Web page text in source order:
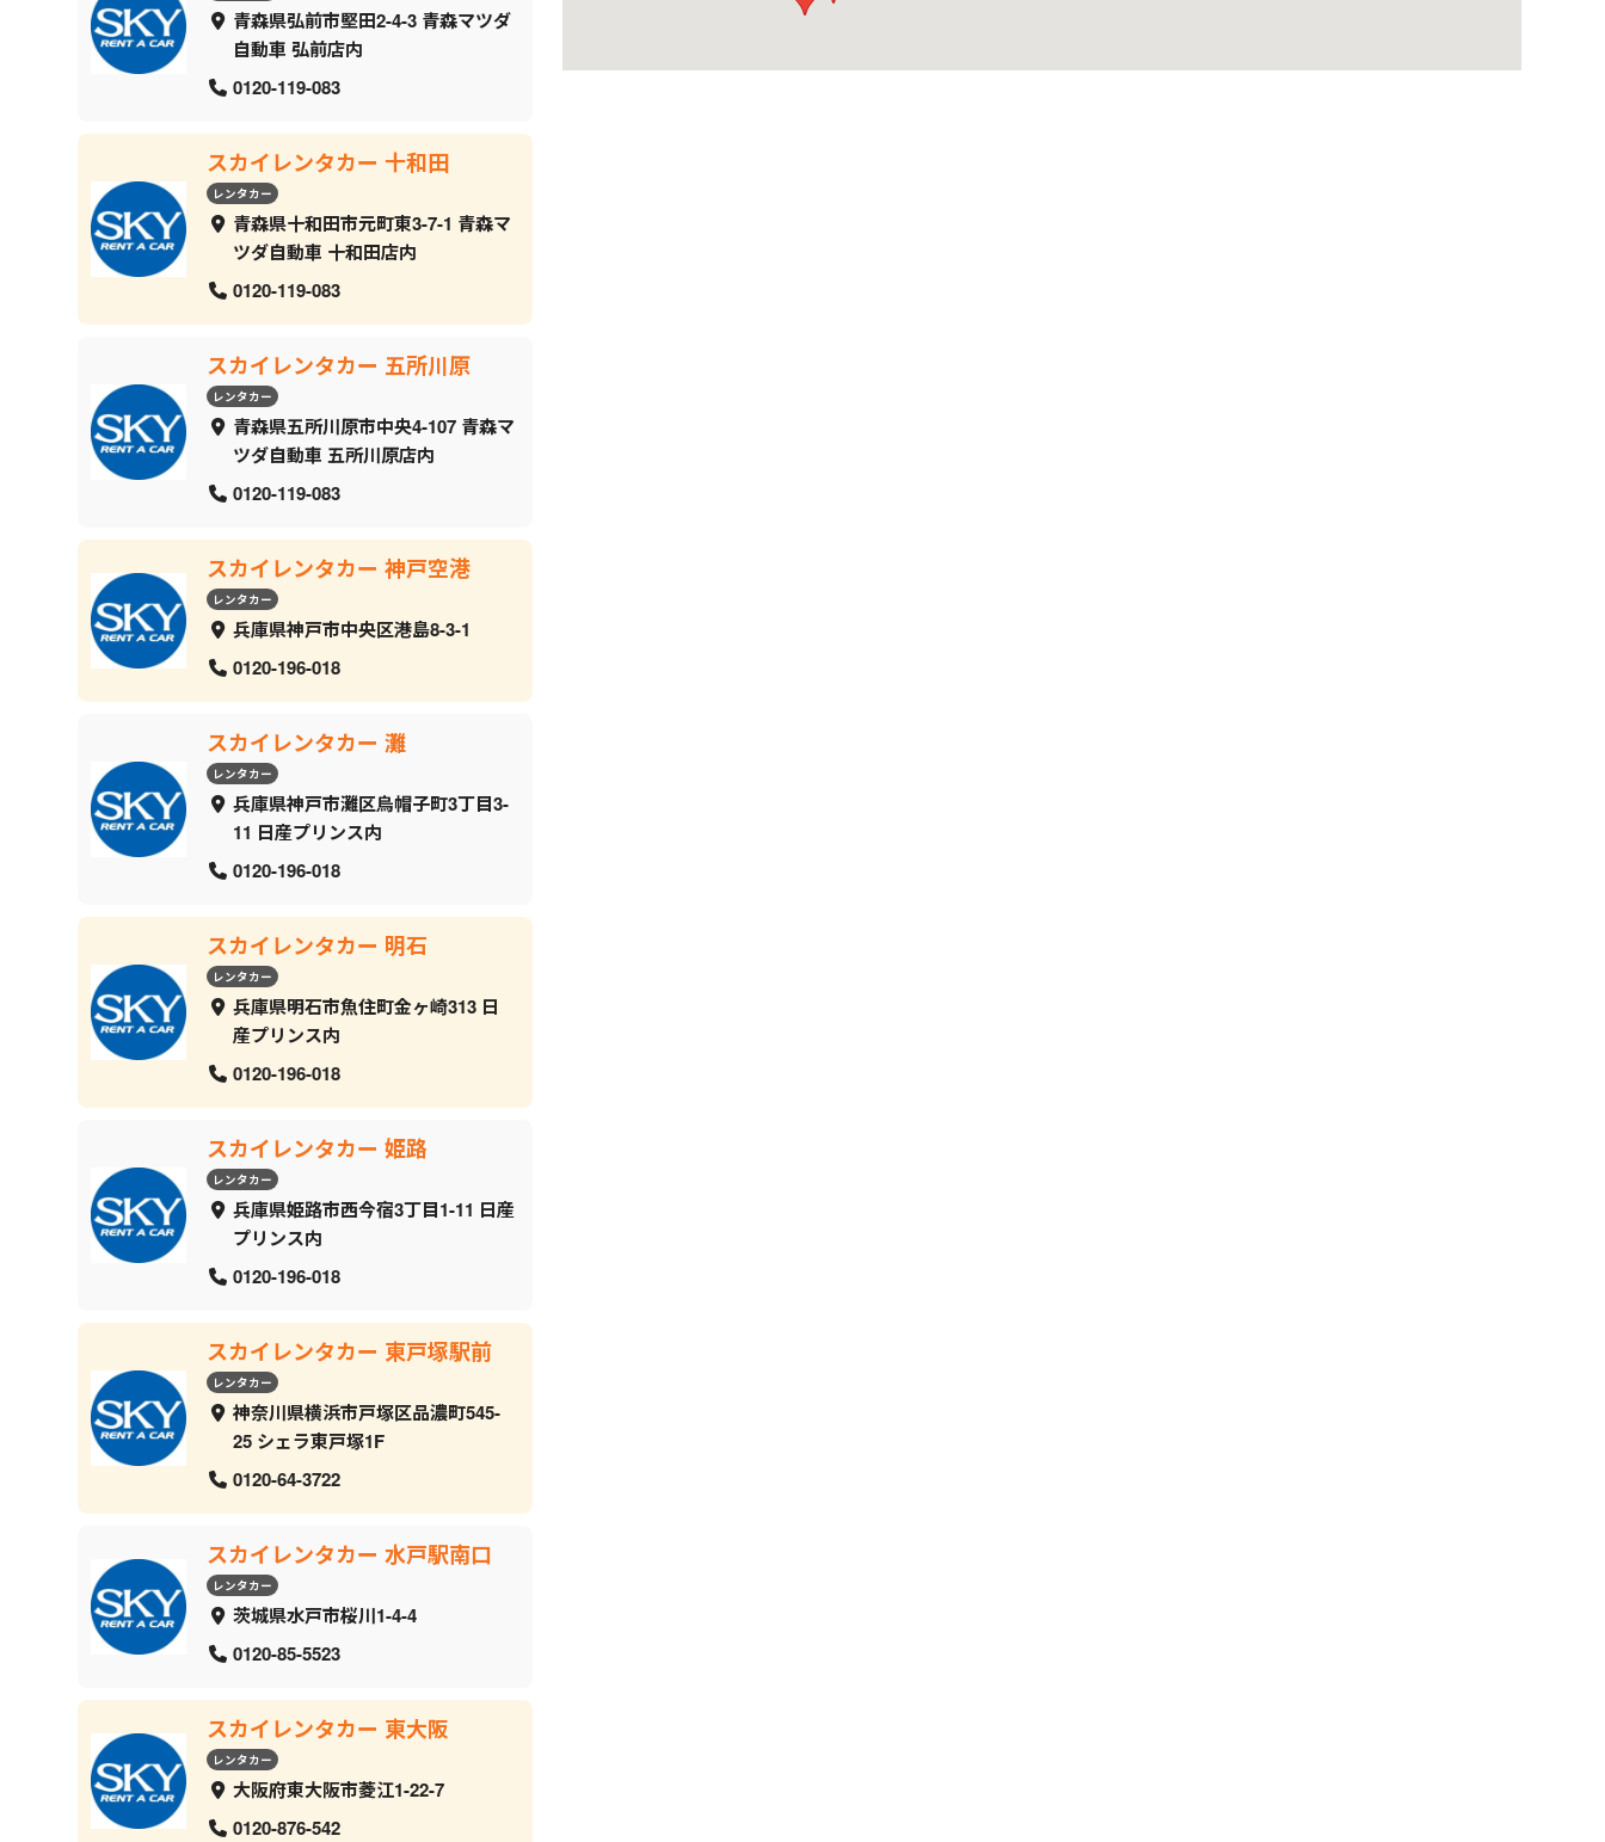
青森県弘前市堅田2-4-3 青森マツダ
自動車 弘前店内
0120-119-083
スカイレンタカー 十和田
レンタカー
青森県十和田市元町東3-7-1 青森マ
ツダ自動車 十和田店内
0120-119-083
スカイレンタカー 五所川原
レンタカー
青森県五所川原市中央4-107 青森マ
ツダ自動車 五所川原店内
0120-119-083
スカイレンタカー 神戸空港
レンタカー
兵庫県神戸市中央区港島8-3-1
0120-196-018
スカイレンタカー 灘
レンタカー
兵庫県神戸市灘区烏帽子町3丁目3-
11 日産プリンス内
0120-196-018
スカイレンタカー 明石
レンタカー
兵庫県明石市魚住町金ヶ崎313 日
産プリンス内
0120-196-018
スカイレンタカー 姫路
レンタカー
兵庫県姫路市西今宿3丁目1-11 日産
プリンス内
0120-196-018
スカイレンタカー 東戸塚駅前
レンタカー
神奈川県横浜市戸塚区品濃町545-
25 シェラ東戸塚1F
0120-64-3722
スカイレンタカー 水戸駅南口
レンタカー
茨城県水戸市桜川1-4-4
0120-85-5523
スカイレンタカー 東大阪
レンタカー
大阪府東大阪市菱江1-22-7
0120-876-542